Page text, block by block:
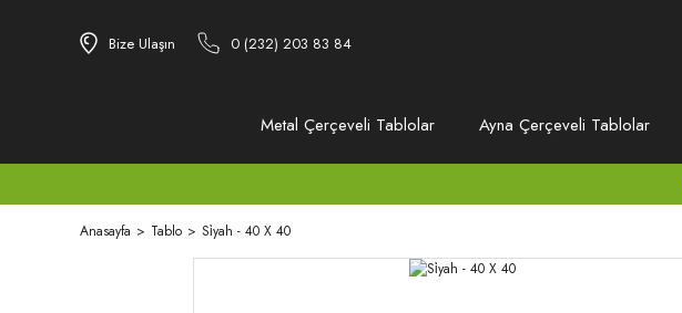
Bize Ulaşın 0 (232) 203 83 84
Metal Çerçeveli Tablolar Ayna Çerçeveli Tablolar
Anasayfa Tablo Si̇yah - 40 X 40